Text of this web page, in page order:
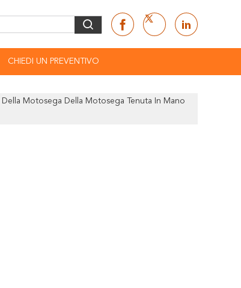
CHIEDI UN PREVENTIVO
Motosega Della Motosega Tenuta In Mano